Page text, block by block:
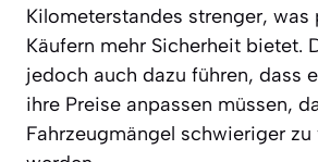
Kilometerstandes strenger, was
Käufern mehr Sicherheit bietet.
jedoch auch dazu führen, dass
ihre Preise anpassen müssen,
Fahrzeugmängel schwieriger zu